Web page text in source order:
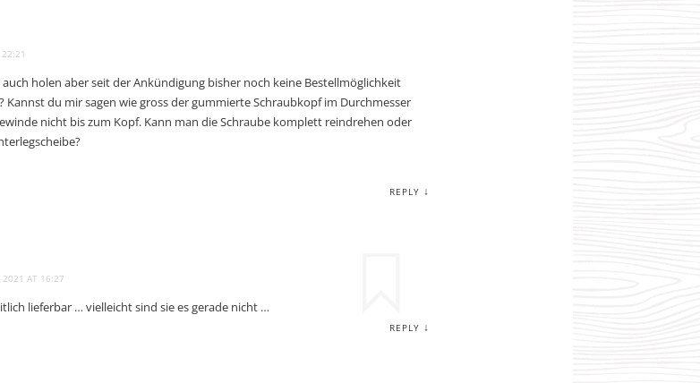
auch holen aber seit der Ankündigung bisher noch keine Bestellmöglichkeit
Kannst du mir sagen wie gross der gummierte Schraubkopf im Durchmesser
nicht bis zum Kopf. Kann man die Schraube komplett reindrehen oder
REPLY ↓
2021 AT 16:27
lieferbar … vielleicht sind sie es gerade nicht …
REPLY ↓